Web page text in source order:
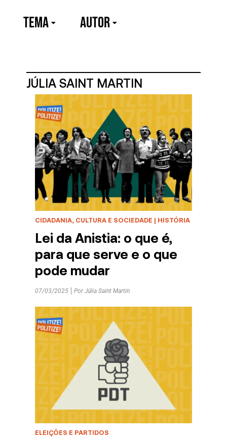
TEMA Autor
JÚLIA SAINT MARTIN
CIDADANIA, CULTURA E SOCIEDADE | HISTÓRIA
Lei da Anistia: o que é,
para que serve e o que
pode mudar
07/03/2025 Por Júlia Saint Martin
ELEIÇÕES E PARTIDOS